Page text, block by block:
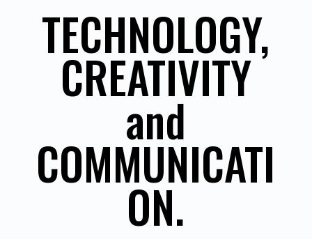
TECHNOLOGY,
CREATIVITY
and
COMMUNICATI
ON.